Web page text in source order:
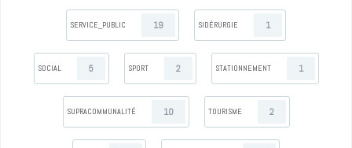
SERVICE_PUBLIC 19 SIDÉRURGIE 1
SOCIAL 5 SPORT 2 STATIONNEMENT 1
SUPRACOMMUNALITÉ 10 TOURISME 2